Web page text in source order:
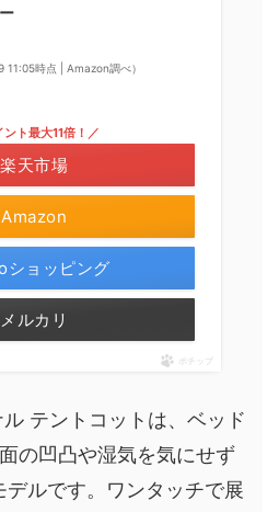
11:05時点 | Amazon調べ）
Amazon
ント最大11倍！／
楽天市場
ショッピング
メルカリ
ポチップ
テントコットは、ベッド
の凹凸や湿気を気にせず
デルです。ワンタッチで展